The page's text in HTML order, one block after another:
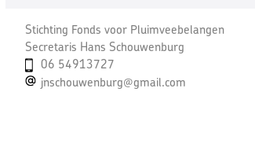
Stichting Fonds voor Pluimveebelangen
Secretaris Hans Schouwenburg
06 54913727
jnschouwenburg@gmail.com